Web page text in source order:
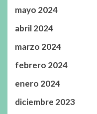
mayo 2024
abril 2024
marzo 2024
febrero 2024
enero 2024
diciembre 2023